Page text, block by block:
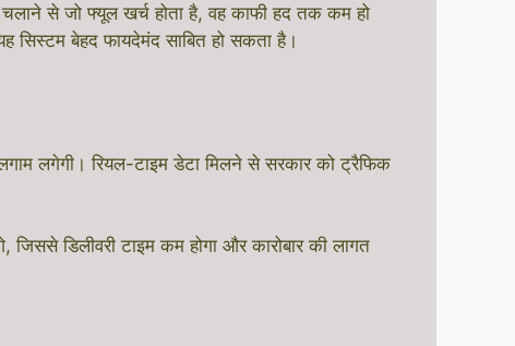
चलाने से जो फ्यूल खर्च होता है, वह काफी हद तक कम हो
सिस्टम बेहद फायदेमंद साबित हो सकता है।
लगेगी। रियल-टाइम डेटा मिलने से सरकार को ट्रैफिक
डिलीवरी टाइम कम होगा और कारोबार की लागत